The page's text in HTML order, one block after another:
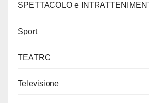
SPETTACOLO e
Sport
TEATRO
Televisione